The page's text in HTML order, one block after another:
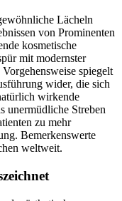
Lächeln
von Prominenten
kosmetische
mit modernster
spiegelt
wider, die sich
wirkende
unermüdliche Streben
zu mehr
Bemerkenswerte
weltweit.